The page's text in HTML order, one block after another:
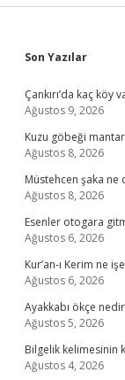
Son Yazılar
Çankırı’da kaç köy
Ağustos 9, 2026
Kuzu göbeği
Ağustos 8, 2026
Müstehcen şaka ne
Ağustos 8, 2026
Esenler otogara
Ağustos 6, 2026
Kur’an-ı Kerim ne
Ağustos 6, 2026
Ayakkabı ökçe
Ağustos 5, 2026
Bilgelik kelimesinin
Ağustos 4, 2026